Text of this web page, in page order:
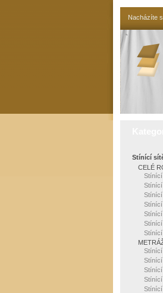
Nacházíte
Stínící
CELÉ